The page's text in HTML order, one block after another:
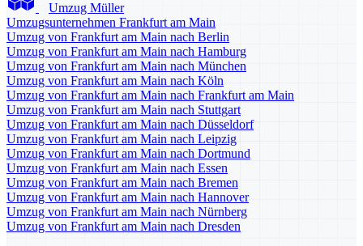
Umzug Müller
Umzugsunternehmen Frankfurt am Main
Umzug von Frankfurt am Main nach Berlin
Umzug von Frankfurt am Main nach Hamburg
Umzug von Frankfurt am Main nach München
Umzug von Frankfurt am Main nach Köln
Umzug von Frankfurt am Main nach Frankfurt am Main
Umzug von Frankfurt am Main nach Stuttgart
Umzug von Frankfurt am Main nach Düsseldorf
Umzug von Frankfurt am Main nach Leipzig
Umzug von Frankfurt am Main nach Dortmund
Umzug von Frankfurt am Main nach Essen
Umzug von Frankfurt am Main nach Bremen
Umzug von Frankfurt am Main nach Hannover
Umzug von Frankfurt am Main nach Nürnberg
Umzug von Frankfurt am Main nach Dresden